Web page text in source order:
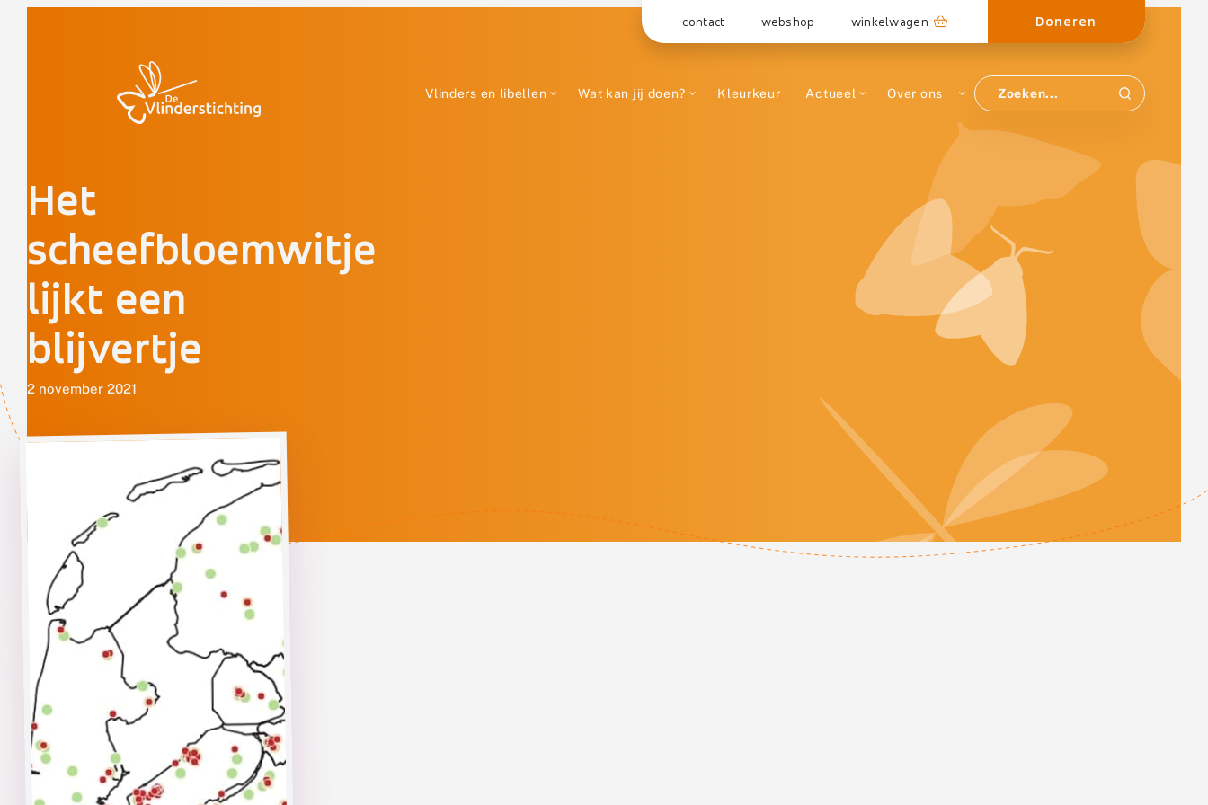
contact webshop winkelwagen Doneren
Vlinders en libellen Wat kan jij doen? Kleurkeur Actueel Over ons
Het
scheefbloemwitje
lijkt een
blijvertje
2 november 2021